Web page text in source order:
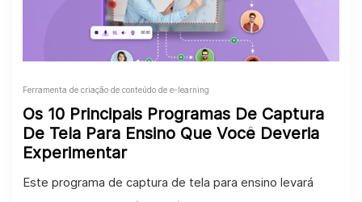
Ferramenta de criação de conteúdo de e-learning
Os 10 Principais Programas De Captura
De Tela Para Ensino Que Você Deveria
Experimentar
Este programa de captura de tela para ensino levará